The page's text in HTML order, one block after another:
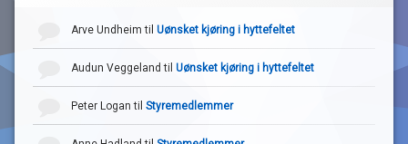
Arve Undheim til Uønsket kjøring i hyttefeltet
Audun Veggeland til Uønsket kjøring i hyttefeltet
Peter Logan til Styremedlemmer